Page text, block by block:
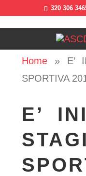
320 306
Home» E’
SPORTIVA
E’